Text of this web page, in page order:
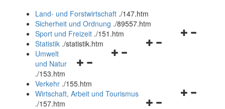
und
schließen
Land- und Forstwirtschaft ./147.htm
Sicherheit und Ordnung ./89557.htm
Navigationsmenü
Sport und Freizeit ./151.htm
Navigationsmenü
Statistik ./statistik.htm
Navigationsmenü
und
schließen
Umwelt
und Natur
./153.htm
Verkehr ./155.htm
Navigationsmenü
Wirtschaft, Arbeit und Tourismus
./157.htm